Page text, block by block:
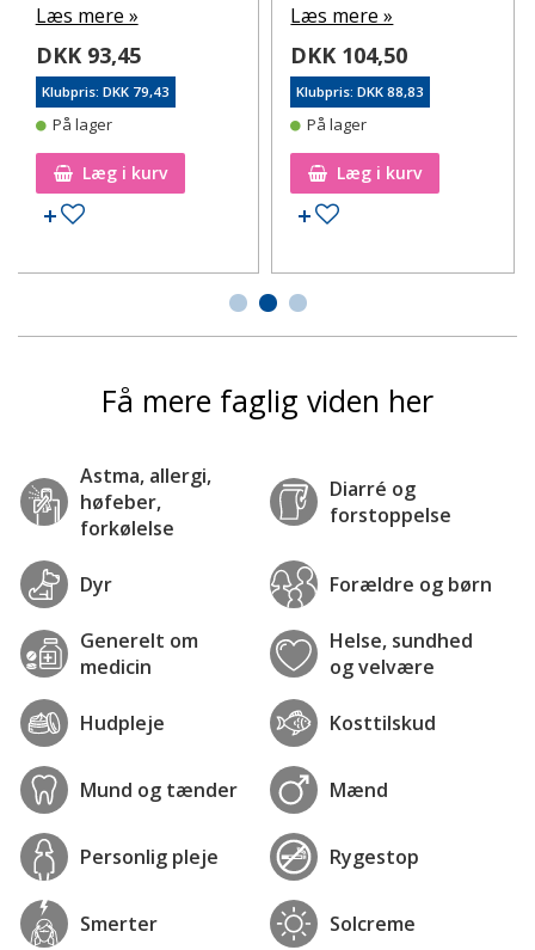
Læs mere »
DKK 93,45
Klubpris: DKK 79,43
På lager
Læg i kurv
Tilføj til ønskeseddel
Læs mere »
DKK 104,50
Klubpris: DKK 88,83
På lager
Læg i kurv
Tilføj til ønskeseddel
Få mere faglig viden her
Astma, allergi,
høfeber,
forkølelse
Diarré og
forstoppelse
Dyr Forældre og børn
Generelt om
medicin
Helse, sundhed
og velvære
Hudpleje Kosttilskud
Mund og tænder Mænd
Personlig pleje Rygestop
Smerter Solcreme